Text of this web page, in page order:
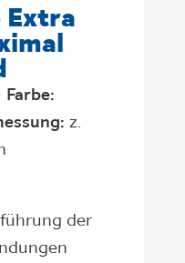
Extra
Farbe:
z.
der